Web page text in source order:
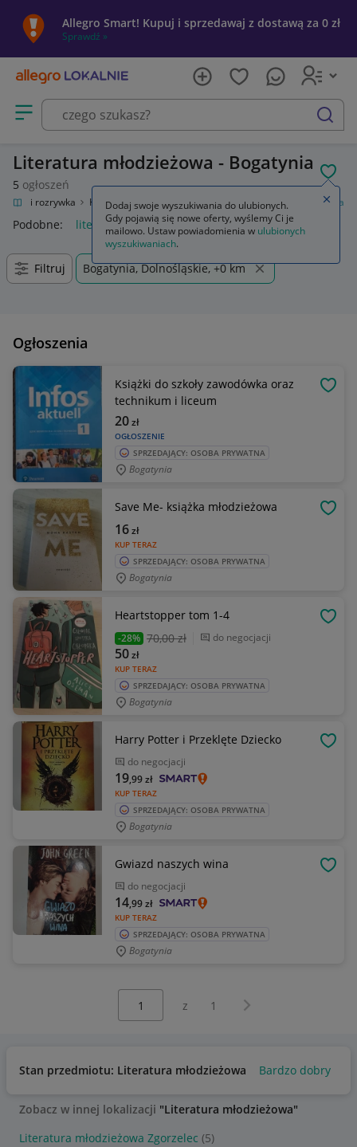
Allegro Smart! Kupuj i sprzedawaj z dostawą za 0 zł
Sprawdź »
Otwórz menu z kategoriami
szukaj
Literatura młodzieżowa - Bogatynia
5 ogłoszeń
i rozrywka Książki Książki dla młodzieży Literatura młodzieżowa
Podobne: literatura młodzieżowa
Filtruj Bogatynia, Dolnośląskie, +0 km
Ogłoszenia
Książki do szkoły zawodówka oraz
technikum i liceum
OGŁOSZENIE
20zł
SPRZEDAJĄCY: OSOBA PRYWATNA
Bogatynia
Save Me- książka młodzieżowa
KUP TERAZ
16zł
SPRZEDAJĄCY: OSOBA PRYWATNA
Bogatynia
Heartstopper tom 1-4
-28% 70,00 zł do negocjacji
KUP TERAZ
50zł
SPRZEDAJĄCY: OSOBA PRYWATNA
Bogatynia
Harry Potter i Przeklęte Dziecko
do negocjacji
KUP TERAZ
19,99zł
SPRZEDAJĄCY: OSOBA PRYWATNA
Bogatynia
Gwiazd naszych wina
do negocjacji
KUP TERAZ
14,99zł
SPRZEDAJĄCY: OSOBA PRYWATNA
Bogatynia
z 1 Następna strona
Stan przedmiotu: Literatura młodzieżowa Bardzo dobry
Zobacz w innej lokalizacji "Literatura młodzieżowa"
Literatura młodzieżowa Zgorzelec (5)
Dodaj swoje wyszukiwania do ulubionych.
Gdy pojawią się nowe oferty, wyślemy Ci je
mailowo. Ustaw powiadomienia w ulubionych
wyszukiwaniach.